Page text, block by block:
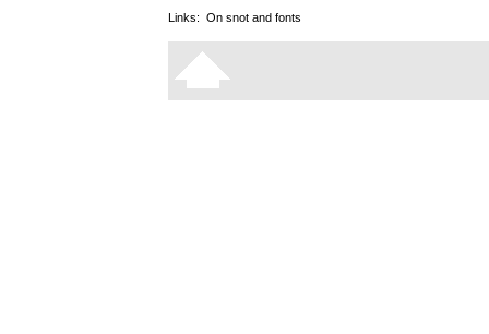
Links: On snot and fonts